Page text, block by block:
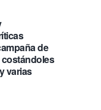
de
varias